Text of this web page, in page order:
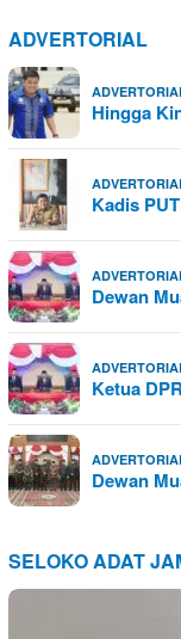
ADVERTORIAL
Hingga
Kadis
Dewan
Ketua
Dewan
SELOKO ADAT